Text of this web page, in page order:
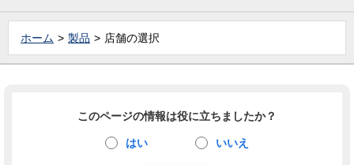
ホーム 製品 店舗の選択
このページの情報は役に立ちましたか？
はい いいえ